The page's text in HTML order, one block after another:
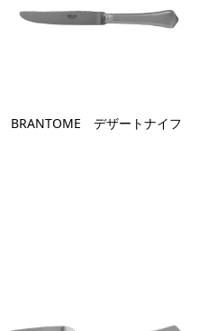
BRANTOME デザートナイフ